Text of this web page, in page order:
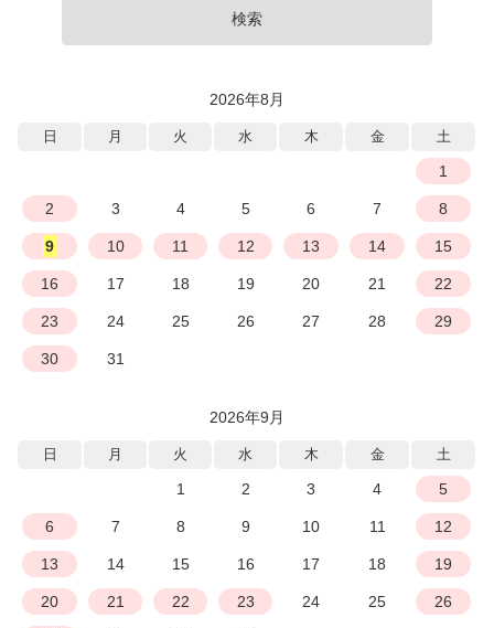
検索
2026年8月
日 月 火 水 木 金 土
1
2 3 4 5 6 7 8
9 10 11 12 13 14 15
16 17 18 19 20 21 22
23 24 25 26 27 28 29
30 31
2026年9月
日 月 火 水 木 金 土
1 2 3 4 5
6 7 8 9 10 11 12
13 14 15 16 17 18 19
20 21 22 23 24 25 26